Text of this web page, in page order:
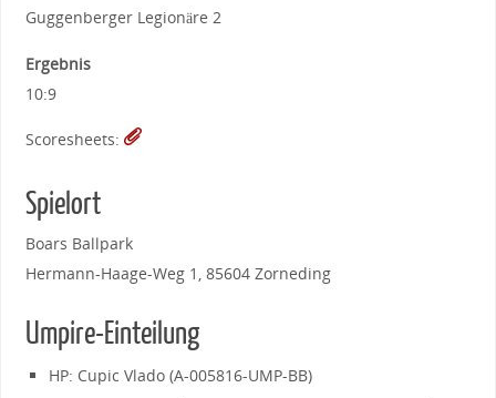
Guggenberger Legionäre 2
Ergebnis
10:9
Scoresheets:
Spielort
Boars Ballpark
Hermann-Haage-Weg 1, 85604 Zorneding
Umpire-Einteilung
HP: Cupic Vlado (A-005816-UMP-BB)